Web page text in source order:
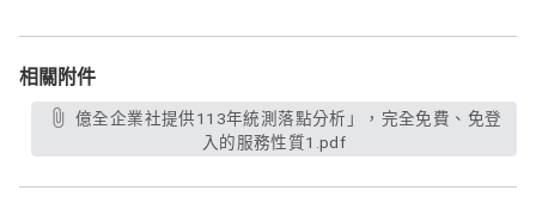
相關附件
入的服務性質1.pdf